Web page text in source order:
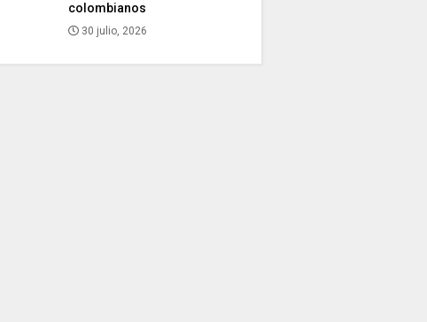
colombianos
30 julio, 2026